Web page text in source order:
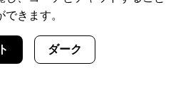
できます。
ダーク